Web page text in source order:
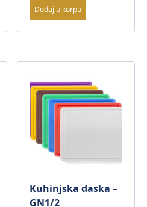
Dodaj u korpu
Kuhinjska daska –
GN1/2